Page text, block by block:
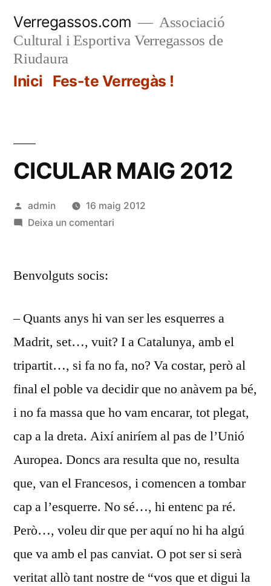
contingut
Verregassos.com
Associació
Cultural i Esportiva Verregassos de
Riudaura
Inici Fes-te Verregàs !
CICULAR MAIG 2012
Publicat
per
admin
16 maig 2012
Deixa un comentaria
Benvolguts socis:
– Quants anys hi van ser les esquerres a
Madrit, set…, vuit? I a Catalunya, amb el
tripartit…, si fa no fa, no? Va costar, però al
final el poble va decidir que no anàvem pa bé,
i no fa massa que ho vam encarar, tot plegat,
cap a la dreta. Així aniríem al pas de l’Unió
Auropea. Doncs ara resulta que no, resulta
que, van el Francesos, i comencen a tombar
cap a l’esquerre. No sé…, hi entenc pa ré.
Però…, voleu dir que per aquí no hi ha algú
que va amb el pas canviat. O pot ser si serà
veritat allò tant nostre de “vos que et digui la